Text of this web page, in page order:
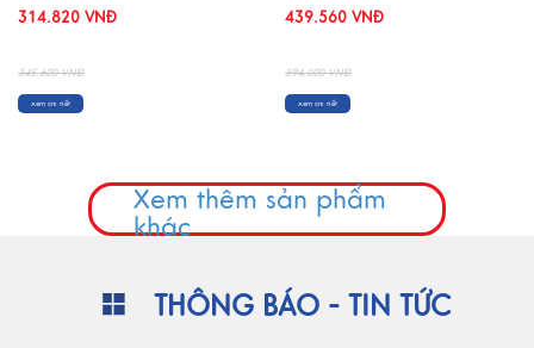
314.820 VNĐ
345.600 VNĐ
Xem chi tiết
439.560 VNĐ
594.000 VNĐ
Xem chi tiết
Xem thêm sản phẩm
khác
THÔNG BÁO - TIN TỨC